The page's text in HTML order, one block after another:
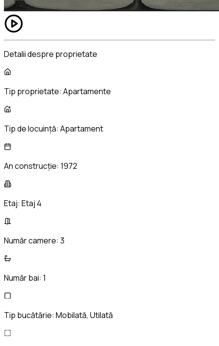
Detalii despre proprietate
Tip proprietate: Apartamente
Tip de locuință: Apartament
An construcție: 1972
Etaj: Etaj 4
Număr camere: 3
Număr bai: 1
Tip bucătărie: Mobilată, Utilată